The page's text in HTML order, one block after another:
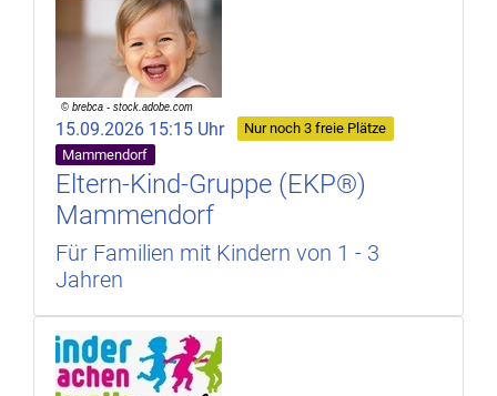
15.09.2026 15:15 Uhr
Nur noch 3 freie Plätze
Mammendorf
Eltern-Kind-Gruppe (EKP®)
Mammendorf
Für Familien mit Kindern von 1 - 3
Jahren